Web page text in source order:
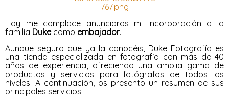
Hoy me complace anunciaros mi incorporación a la
familia Dukecomo embajador.
Aunque seguro que ya la conocéis, Duke Fotografía es
una tienda especializada en fotografía con más de 40
años de experiencia, ofreciendo una amplia gama de
productos y servicios para fotógrafos de todos los
niveles. A continuación, os presento un resumen de sus
principales servicios: